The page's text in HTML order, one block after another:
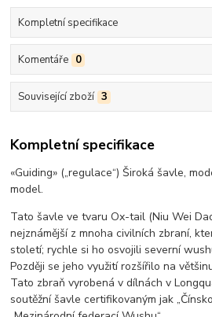
Kompletní specifikace
Komentáře 0
Související zboží 3
Kompletní specifikace
«Guiding» („regulace“) Široká šavle,
model.
Tato šavle ve tvaru Ox-tail (Niu Wei
nejznámější z mnoha civilních zbraní,
století; rychle si ho osvojili severní
Později se jeho využití rozšířilo na
Tato zbraň vyrobená v dílnách v
soutěžní šavle certifikovaným jak